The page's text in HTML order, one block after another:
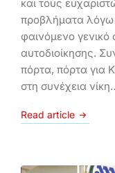
και τους
προβλήματα
φαινόμενο γενικό
αυτοδιοίκησης.
πόρτα, πόρτα για
στη συνέχεια
Read article